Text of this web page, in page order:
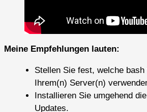
Meine Empfehlungen lauten:
Stellen Sie fest, welche
Ihrem(n) Server(n)
Installieren Sie umgehend
Updates.